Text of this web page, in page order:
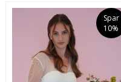
Spar
10%